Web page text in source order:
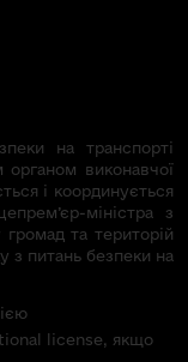
на транспорті
органом виконавчої
і координується
міністра з
громад та територій
з питань безпеки на
license, якщо